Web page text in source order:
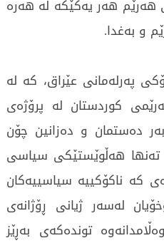
هەرێم هەر یەکێکە لە هەرە
و بەغدا.
پەرلەمانی عێراق، کە لە
کوردستان لە پرۆژەی
دەستمان و دەزانین چۆن
تەنها هەڵوێستێکی سیاسی
کە ناکۆکییە سیاسییەکان
لەسەر ژیانی ڕۆژانەی
توندەکەی بەڕێز